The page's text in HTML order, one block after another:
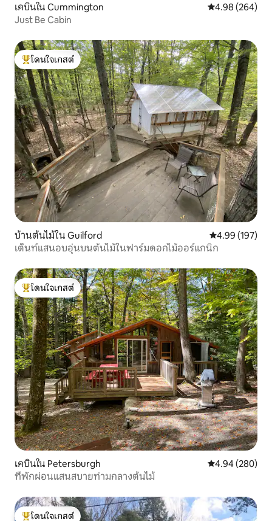
เคบินใน Cummington คะแนนเฉลี่ย
4.98 (264)
Just Be Cabin
โดนใจเกสต์ที่สุด
โดนใจเกสต์
บ้านต้นไม้ใน Guilford คะแนนเฉลี่ย
4.99 (197)
เต็นท์แสนอบอุ่นบนต้นไม้ในฟาร์มดอกไม้ออร์แกนิก
โดนใจเกสต์ที่สุด
โดนใจเกสต์
เคบินใน Petersburgh คะแนนเฉลี่ย
4.94 (280)
ที่พักผ่อนแสนสบายท่ามกลางต้นไม้
โดนใจเกสต์